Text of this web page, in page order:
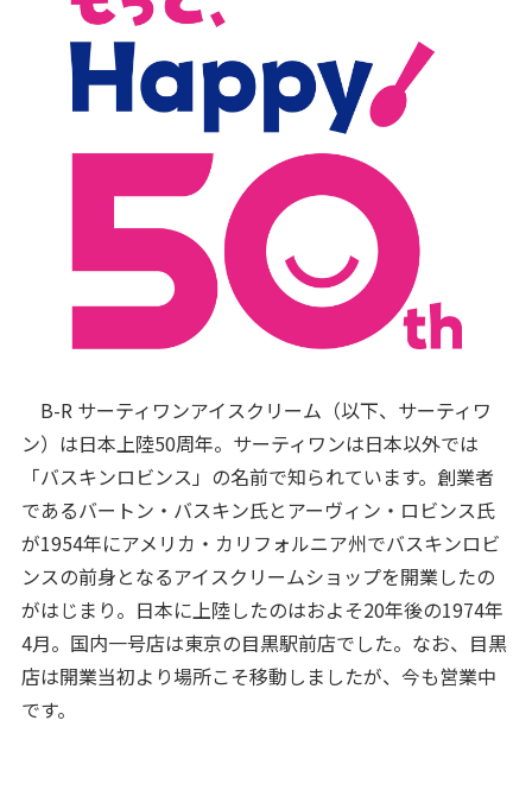
B-R サーティワンアイスクリーム（以下、サーティワ
ン）は日本上陸50周年。サーティワンは日本以外では
「バスキンロビンス」の名前で知られています。創業者
であるバートン・バスキン氏とアーヴィン・ロビンス氏
が1954年にアメリカ・カリフォルニア州でバスキンロビ
ンスの前身となるアイスクリームショップを開業したの
がはじまり。日本に上陸したのはおよそ20年後の1974年
4月。国内一号店は東京の目黒駅前店でした。なお、目黒
店は開業当初より場所こそ移動しましたが、今も営業中
です。